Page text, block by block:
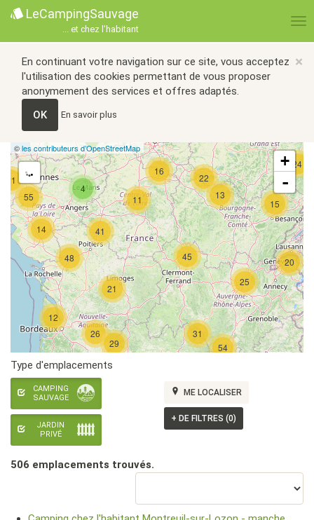
LeCampingSauvage
... et chez l'habitant
×
En continuant votre navigation sur ce site, vous acceptez
l'utilisation des cookies permettant de vous proposer
anonymement des services et offres adaptés.
OK
En savoir plus
4
11
15
22
45
21
55
54
48
26
13
31
16
14
25
20
24
29
21
41
12
©les contributeurs d’OpenStreetMap
+
-
Type d'emplacements
CAMPING
SAUVAGE
JARDIN
PRIVÉ
ME LOCALISER
+ DE FILTRES (0)
506 emplacements trouvés.